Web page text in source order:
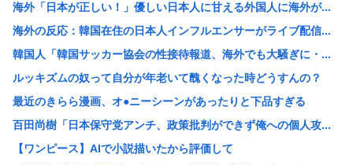
【画像】コスプレイヤー業界、えなこ(30)を抜いてしまう...
「女性が排泄する様子を見たくて」「床に寝込んでしまった」...
【朗報】靖国神社、軍服コスプレでの参拝を禁止へwww
台風13号は中国大陸に行ったけど、15号の予想進路…なん...
【画像】かぐや様は告らせたいの伊井野ミコちゃんは大変かわ...
【画像】クレヨンしんちゃんでエッッッしたいキャラ、満場一...
【画像】令和の高校生、校舎内で前戯してて草www
海外「日本が正しい！」優しい日本人に甘える外国人に海外が...
海外の反応：韓国在住の日本人インフルエンサーがライブ配信...
韓国人「韓国サッカー協会の性接待報道、海外でも大騒ぎに・...
ルッキズムの奴って自分が年老いて醜くなった時どうすんの？
最近のきらら漫画、オ●ニーシーンがあったりと下品すぎる
百田尚樹「日本保守党アンチ、政策批判ができず俺への個人攻...
【ワンピース】AIで小説描いたから評価して